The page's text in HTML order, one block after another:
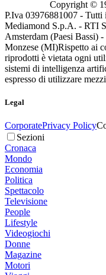
Copyright ©
P.Iva 03976881007 -
Mediamond S.p.A. - RTI
Amsterdam (Paesi Bassi)
Monzese (MI)Rispetto ai
riprodotti è vietata ogni
sistemi di intelligenza
espresso di utilizzare
Legal
CorporatePrivacy Policy
Sezioni
Cronaca
Mondo
Economia
Politica
Spettacolo
Televisione
People
Lifestyle
Videogiochi
Donne
Magazine
Motori